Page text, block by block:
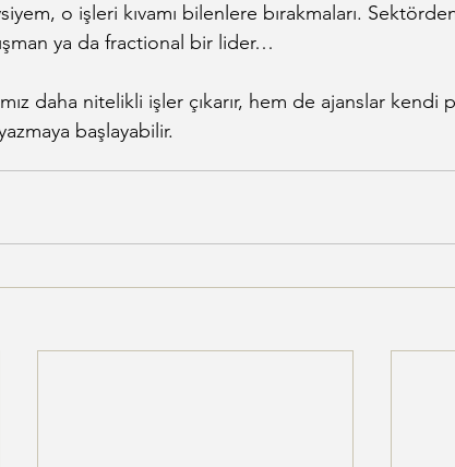
o işleri kıvamı bilenlere bırakmaları.
ya da fractional bir lider…
daha nitelikli işler çıkarır, hem de ajanslar kendi
başlayabilir.